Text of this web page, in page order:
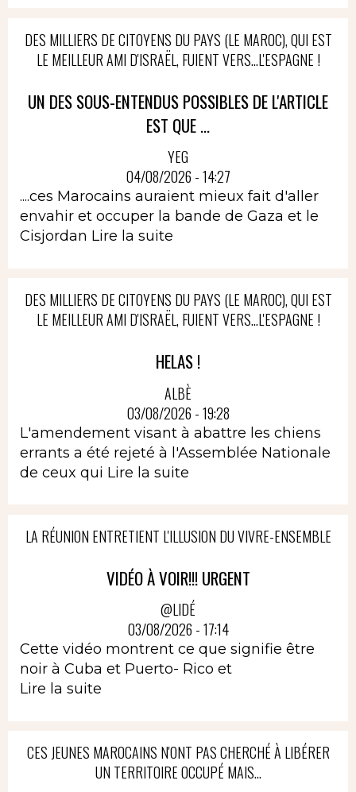
DES MILLIERS DE CITOYENS DU PAYS (LE MAROC), QUI EST
LE MEILLEUR AMI D'ISRAËL, FUIENT VERS...L'ESPAGNE !
UN DES SOUS-ENTENDUS POSSIBLES DE L'ARTICLE
EST QUE ...
YEG
04/08/2026 - 14:27
....ces Marocains auraient mieux fait d'aller
envahir et occuper la bande de Gaza et le
Cisjordan Lire la suite
DES MILLIERS DE CITOYENS DU PAYS (LE MAROC), QUI EST
LE MEILLEUR AMI D'ISRAËL, FUIENT VERS...L'ESPAGNE !
HELAS !
ALBÈ
03/08/2026 - 19:28
L'amendement visant à abattre les chiens
errants a été rejeté à l'Assemblée Nationale
de ceux qui Lire la suite
LA RÉUNION ENTRETIENT L'ILLUSION DU VIVRE-ENSEMBLE
VIDÉO À VOIR!!! URGENT
@LIDÉ
03/08/2026 - 17:14
Cette vidéo montrent ce que signifie être
noir à Cuba et Puerto- Rico et
Lire la suite
CES JEUNES MAROCAINS N'ONT PAS CHERCHÉ À LIBÉRER
UN TERRITOIRE OCCUPÉ MAIS...